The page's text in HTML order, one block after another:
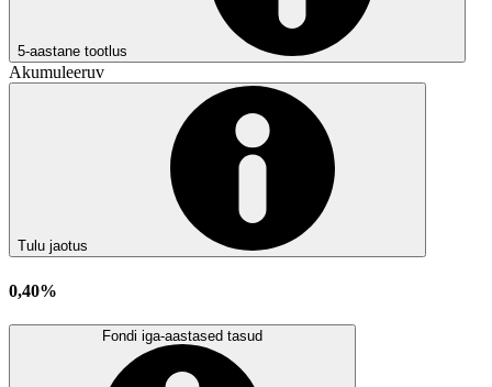
5-aastane tootlus
Akumuleeruv
Tulu jaotus
0,40%
Fondi iga-aastased tasud